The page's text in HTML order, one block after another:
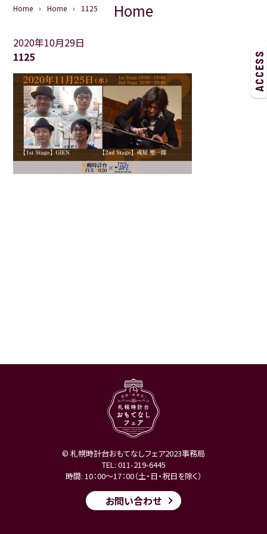
ACCESS
Home Home 1125 Home
2020年10月29日
1125
© 札幌時計台おもてなしフェア2023事務局
TEL: 011-219-6445
時間: 10：00～17：00（土・日・祝日を除く）
お問い合わせ